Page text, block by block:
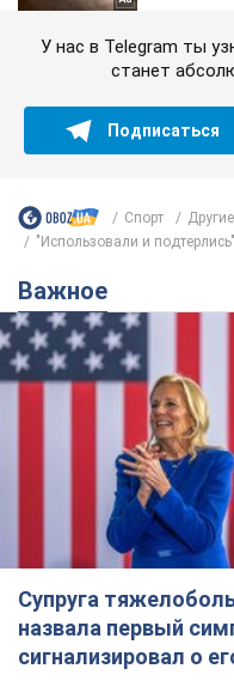
У нас в Telegram ты
станет
Подписаться
Спорт
"Использовали и
Важное
Супруга
назвала первый
сигнализировал о